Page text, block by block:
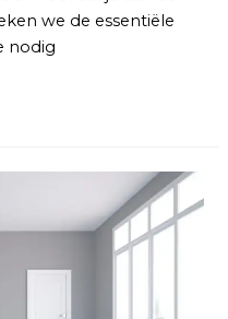
we de essentiële
nodig